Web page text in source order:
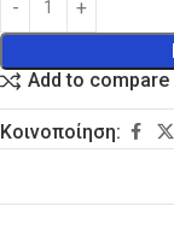
Add to compare
Κοινοποίηση: